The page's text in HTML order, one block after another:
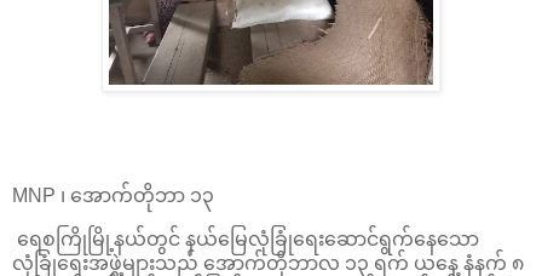
MNP ၊ အောက်တိုဘာ ၁၃
ရေစကြိုမြို့နယ်တွင် နယ်မြေလုံခြုံရေးဆောင်ရွက်နေသော
လုံခြုံရေးအဖွဲ့များသည် အောက်တိုဘာလ ၁၃ ရက် ယနေ့ နံနက် ၈